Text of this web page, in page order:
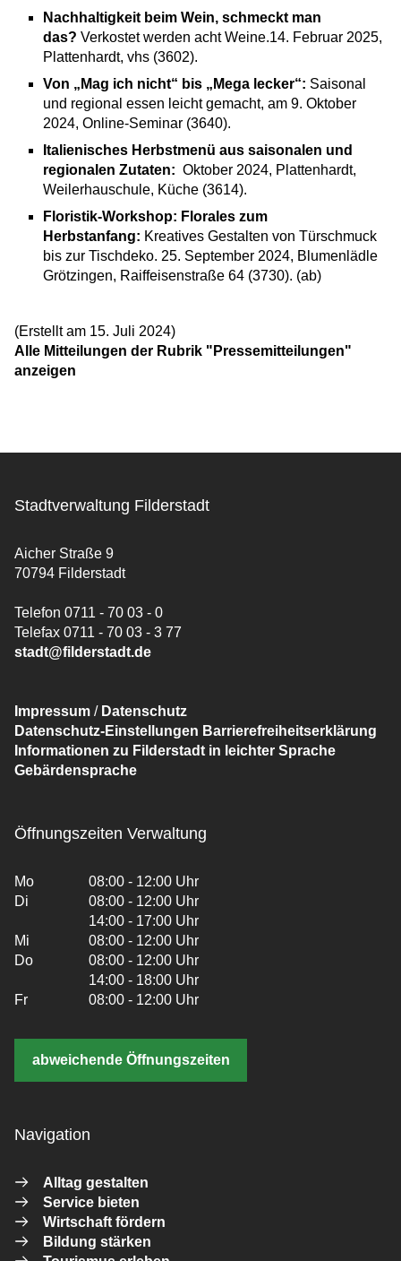
Nachhaltigkeit beim Wein, schmeckt man
das? Verkostet werden acht Weine.14. Februar 2025,
Plattenhardt, vhs (3602).
Von „Mag ich nicht“ bis „Mega lecker“: Saisonal
und regional essen leicht gemacht, am 9. Oktober
2024, Online-Seminar (3640).
Italienisches Herbstmenü aus saisonalen und
regionalen Zutaten: Oktober 2024, Plattenhardt,
Weilerhauschule, Küche (3614).
Floristik-Workshop: Florales zum
Herbstanfang: Kreatives Gestalten von Türschmuck
bis zur Tischdeko. 25. September 2024, Blumenlädle
Grötzingen, Raiffeisenstraße 64 (3730). (ab)
(Erstellt am 15. Juli 2024)
Alle Mitteilungen der Rubrik "Pressemitteilungen"
anzeigen
Stadtverwaltung Filderstadt
Aicher Straße 9
70794 Filderstadt
Telefon 0711 - 70 03 - 0
Telefax 0711 - 70 03 - 3 77
stadt@filderstadt.de
Impressum / Datenschutz
Datenschutz-Einstellungen Barrierefreiheitserklärung
Informationen zu Filderstadt in leichter Sprache
Gebärdensprache
Öffnungszeiten Verwaltung
Mo
08:00 - 12:00 Uhr
Di
08:00 - 12:00 Uhr
14:00 - 17:00 Uhr
Mi
08:00 - 12:00 Uhr
Do
08:00 - 12:00 Uhr
14:00 - 18:00 Uhr
Fr
08:00 - 12:00 Uhr
abweichende Öffnungszeiten
Navigation
Alltag gestalten
Service bieten
Wirtschaft fördern
Bildung stärken